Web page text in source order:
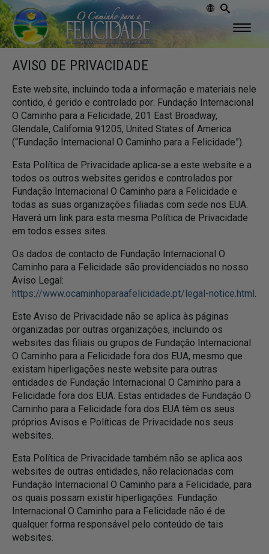
AVISO DE PRIVACIDADE
Este website, incluindo toda a informação e materiais nele
contido, é gerido e controlado por: Fundação Internacional
O Caminho para a Felicidade, 201 East Broadway,
Glendale, California 91205, United States of America
(“Fundação Internacional O Caminho para a Felicidade”).
Esta Política de Privacidade aplica‑se a este website e a
todos os outros websites geridos e controlados por
Fundação Internacional O Caminho para a Felicidade e
todas as suas organizações filiadas com sede nos EUA.
Haverá um link para esta mesma Política de Privacidade
em todos esses sites.
Os dados de contacto de Fundação Internacional O
Caminho para a Felicidade são providenciados no nosso
Aviso Legal:
https://www.ocaminhoparaafelicidade.pt/legal-notice.html.
Este Aviso de Privacidade não se aplica às páginas
organizadas por outras organizações, incluindo os
websites das filiais ou grupos de Fundação Internacional
O Caminho para a Felicidade fora dos EUA, mesmo que
existam hiperligações neste website para outras
entidades de Fundação Internacional O Caminho para a
Felicidade fora dos EUA. Estas entidades de Fundação O
Caminho para a Felicidade fora dos EUA têm os seus
próprios Avisos e Políticas de Privacidade nos seus
websites.
Esta Política de Privacidade também não se aplica aos
websites de outras entidades, não relacionadas com
Fundação Internacional O Caminho para a Felicidade, para
os quais possam existir hiperligações. Fundação
Internacional O Caminho para a Felicidade não é de
qualquer forma responsável pelo conteúdo de tais
websites.